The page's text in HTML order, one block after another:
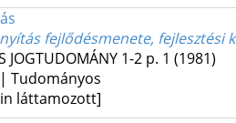
fejlődésmenete,
JOGTUDOMÁNY 1-2 p. 1 (1981)
Tudományos
láttamozott]